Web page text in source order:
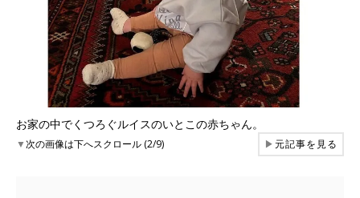
お家の中でくつろぐルイスのいとこの赤ちゃん。
▼次の画像は下へスクロール (2/9) ▶元記事を見る